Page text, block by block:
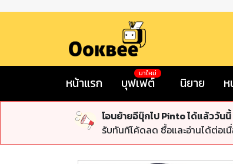
หน้าแรก บุฟเฟต์
มาใหม่
นิยาย
โอนย้ายอีบุ๊กไป Pinto ได้แล้ววัน
รับทันทีโค้ดลด ซื้อและอ่านได้ต่อเ